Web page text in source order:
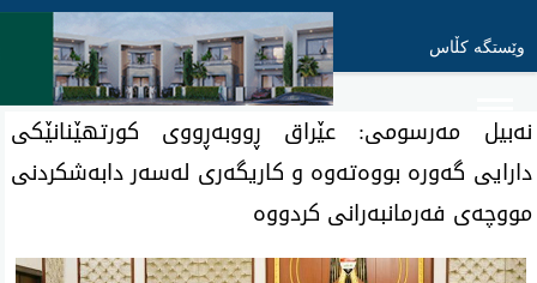
وێستگە کڵاس
نەبیل مەرسومی: عێراق ڕووبەڕووی كورتهێنانێكی
دارایی گەورە بووەتەوە و کاریگەری لەسەر دابەشکردنی
مووچەی فەرمانبەرانی کردووە